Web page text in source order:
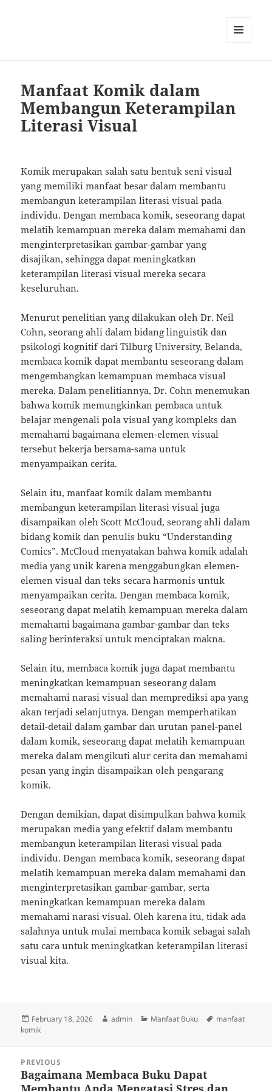
Manfaat Komik dalam
Membangun Keterampilan
Literasi Visual
Komik merupakan salah satu bentuk seni visual
yang memiliki manfaat besar dalam membantu
membangun keterampilan literasi visual pada
individu. Dengan membaca komik, seseorang dapat
melatih kemampuan mereka dalam memahami dan
menginterpretasikan gambar-gambar yang
disajikan, sehingga dapat meningkatkan
keterampilan literasi visual mereka secara
keseluruhan.
Menurut penelitian yang dilakukan oleh Dr. Neil
Cohn, seorang ahli dalam bidang linguistik dan
psikologi kognitif dari Tilburg University, Belanda,
membaca komik dapat membantu seseorang dalam
mengembangkan kemampuan membaca visual
mereka. Dalam penelitiannya, Dr. Cohn menemukan
bahwa komik memungkinkan pembaca untuk
belajar mengenali pola visual yang kompleks dan
memahami bagaimana elemen-elemen visual
tersebut bekerja bersama-sama untuk
menyampaikan cerita.
Selain itu, manfaat komik dalam membantu
membangun keterampilan literasi visual juga
disampaikan oleh Scott McCloud, seorang ahli dalam
bidang komik dan penulis buku “Understanding
Comics”. McCloud menyatakan bahwa komik adalah
media yang unik karena menggabungkan elemen-
elemen visual dan teks secara harmonis untuk
menyampaikan cerita. Dengan membaca komik,
seseorang dapat melatih kemampuan mereka dalam
memahami bagaimana gambar-gambar dan teks
saling berinteraksi untuk menciptakan makna.
Selain itu, membaca komik juga dapat membantu
meningkatkan kemampuan seseorang dalam
memahami narasi visual dan memprediksi apa yang
akan terjadi selanjutnya. Dengan memperhatikan
detail-detail dalam gambar dan urutan panel-panel
dalam komik, seseorang dapat melatih kemampuan
mereka dalam mengikuti alur cerita dan memahami
pesan yang ingin disampaikan oleh pengarang
komik.
Dengan demikian, dapat disimpulkan bahwa komik
merupakan media yang efektif dalam membantu
membangun keterampilan literasi visual pada
individu. Dengan membaca komik, seseorang dapat
melatih kemampuan mereka dalam memahami dan
menginterpretasikan gambar-gambar, serta
meningkatkan kemampuan mereka dalam
memahami narasi visual. Oleh karena itu, tidak ada
salahnya untuk mulai membaca komik sebagai salah
satu cara untuk meningkatkan keterampilan literasi
visual kita.
Posted
on
February 18, 2026 Author
admin Categories
Manfaat Buku Tags
manfaat
komik
navigation
PREVIOUS
Previous
Bagaimana Membaca Buku Dapat